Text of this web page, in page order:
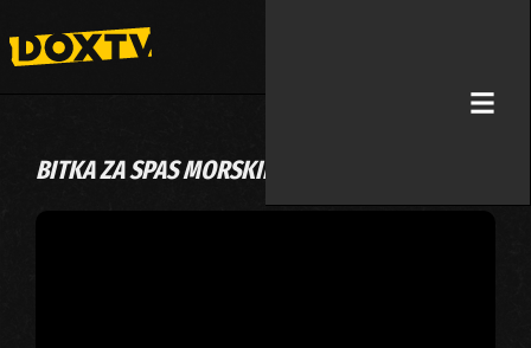
BITKA ZA SPAS MORSKIH PASA